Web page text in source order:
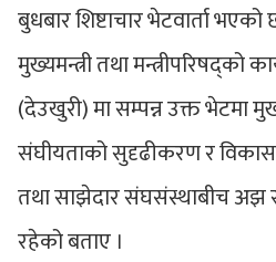
बुधबार शिष्टाचार भेटवार्ता भएको
मुख्यमन्त्री तथा मन्त्रीपरिषद्को
(देउखुरी) मा सम्पन्न उक्त भेटमा
संघीयताको सुदृढीकरण र
तथा साझेदार संघसंस्थाबीच
रहेको बताए ।